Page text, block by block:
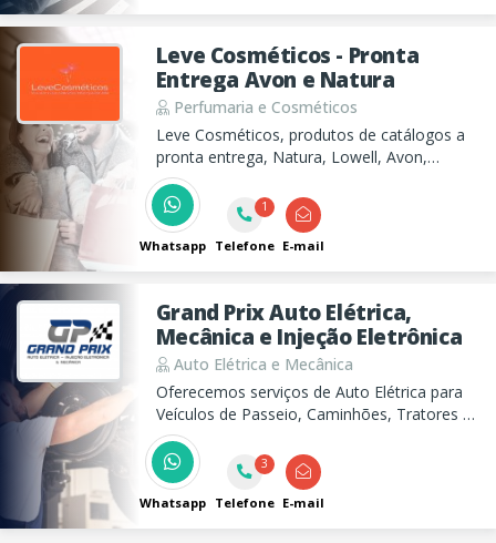
Leve Cosméticos - Pronta
Entrega Avon e Natura
Perfumaria e Cosméticos
Leve Cosméticos, produtos de catálogos a
pronta entrega, Natura, Lowell, Avon,
Eudora, Hinodê, Abelha Rainha, Jequiti, Mary
kay, O Boticário, Oui, Mawal e muito mais.
Whatsapp
1
Telefone E-mail
Grand Prix Auto Elétrica,
Mecânica e Injeção Eletrônica
Auto Elétrica e Mecânica
Oferecemos serviços de Auto Elétrica para
Veículos de Passeio, Caminhões, Tratores e
Máquina de Terraplanagem incluindo Motor
de Arranque, Bateria, Alternador, Injeção
Eletrônica, etc. Além de Serviços de
Mecânica para Veículos de Passeio.
Whatsapp
3
Telefone E-mail